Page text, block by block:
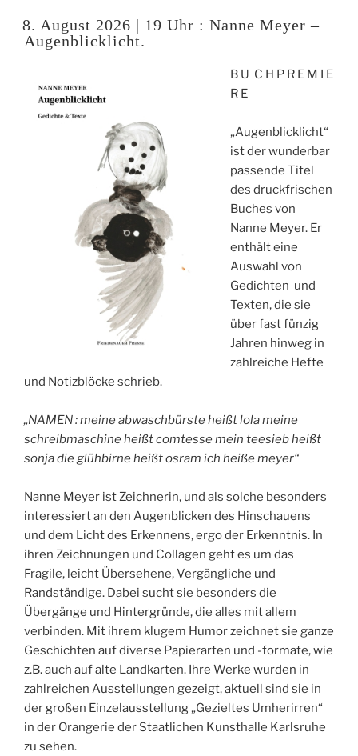
8. August 2026 | 19 Uhr : Nanne Meyer –
Augenblicklicht.
B U C H P R E M I E
R E
„Augenblicklicht“
ist der wunderbar
passende Titel
des druckfrischen
Buches von
Nanne Meyer. Er
enthält eine
Auswahl von
Gedichten und
Texten, die sie
über fast fünzig
Jahren hinweg in
zahlreiche Hefte
und Notizblöcke schrieb.
„NAMEN : meine abwaschbürste heißt lola meine
schreibmaschine heißt comtesse mein teesieb heißt
sonja die glühbirne heißt osram ich heiße meyer“
Nanne Meyer ist Zeichnerin, und als solche besonders
interessiert an den Augenblicken des Hinschauens
und dem Licht des Erkennens, ergo der Erkenntnis. In
ihren Zeichnungen und Collagen geht es um das
Fragile, leicht Übersehene, Vergängliche und
Randständige. Dabei sucht sie besonders die
Übergänge und Hintergründe, die alles mit allem
verbinden. Mit ihrem klugem Humor zeichnet sie ganze
Geschichten auf diverse Papierarten und -formate, wie
z.B. auch auf alte Landkarten. Ihre Werke wurden in
zahlreichen Ausstellungen gezeigt, aktuell sind sie in
der großen Einzelausstellung „Gezieltes Umherirren“
in der Orangerie der Staatlichen Kunsthalle Karlsruhe
zu sehen.